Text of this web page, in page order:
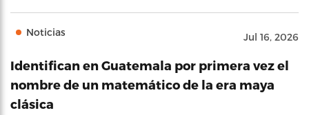
Noticias Jul 16, 2026
Identifican en Guatemala por primera vez el
nombre de un matemático de la era maya
clásica